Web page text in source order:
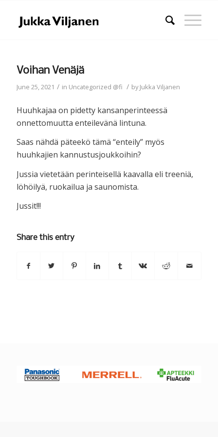
Voihan Venäjä
June 25, 2021 / in Uncategorized @fi / byJukka Viljanen
Huuhkajaa on pidetty kansanperinteessä
onnettomuutta enteilevänä lintuna.
Saas nähdä päteekö tämä “enteily” myös
huuhkajien kannustusjoukkoihin?
Jussia vietetään perinteisellä kaavalla eli treeniä,
löhöilyä, ruokailua ja saunomista.
Jussit!!!
Share this entry